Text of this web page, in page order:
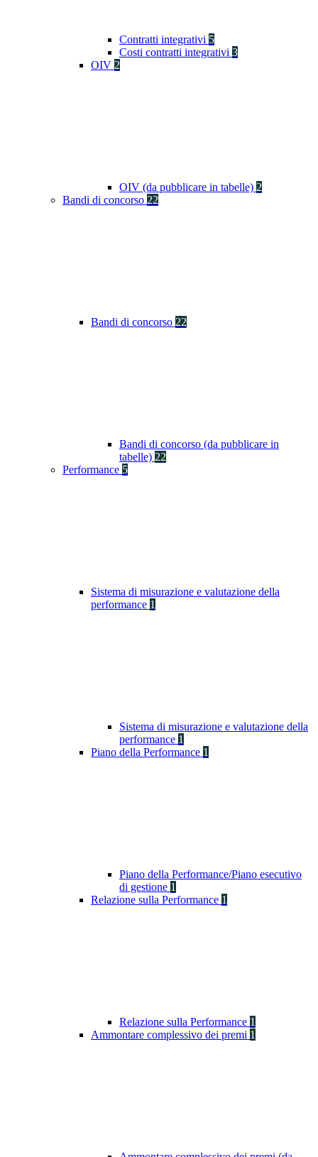
Contratti integrativi 5
Costi contratti integrativi 3
OIV 2
OIV (da pubblicare in tabelle) 2
Bandi di concorso 22
Bandi di concorso 22
Bandi di concorso (da pubblicare in
tabelle) 22
Performance 5
Sistema di misurazione e valutazione della
performance 1
Sistema di misurazione e valutazione della
performance 1
Piano della Performance 1
Piano della Performance/Piano esecutivo
di gestione 1
Relazione sulla Performance 1
Relazione sulla Performance 1
Ammontare complessivo dei premi 1